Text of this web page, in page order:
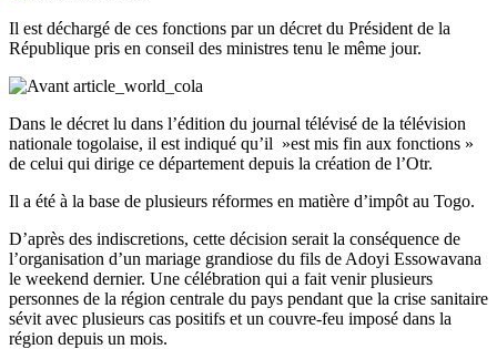
Il est déchargé de ces fonctions par un décret du Président de la
République pris en conseil des ministres tenu le même jour.
Dans le décret lu dans l’édition du journal télévisé de la télévision
nationale togolaise, il est indiqué qu’il »est mis fin aux fonctions »
de celui qui dirige ce département depuis la création de l’Otr.
Il a été à la base de plusieurs réformes en matière d’impôt au Togo.
D’après des indiscretions, cette décision serait la conséquence de
l’organisation d’un mariage grandiose du fils de Adoyi Essowavana
le weekend dernier. Une célébration qui a fait venir plusieurs
personnes de la région centrale du pays pendant que la crise sanitaire
sévit avec plusieurs cas positifs et un couvre-feu imposé dans la
région depuis un mois.